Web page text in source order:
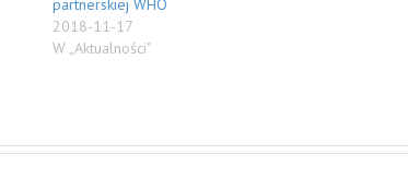
partnerskiej WHO
2018-11-17
W „Aktualności"